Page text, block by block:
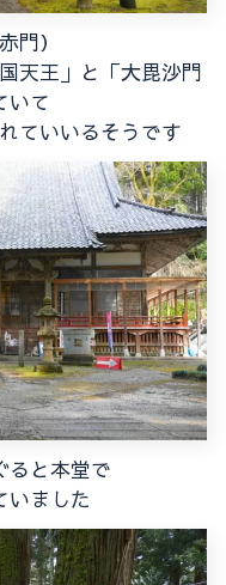
門）
天王」と「大毘沙門
いて
ていいるそうです
ると本堂で
いました